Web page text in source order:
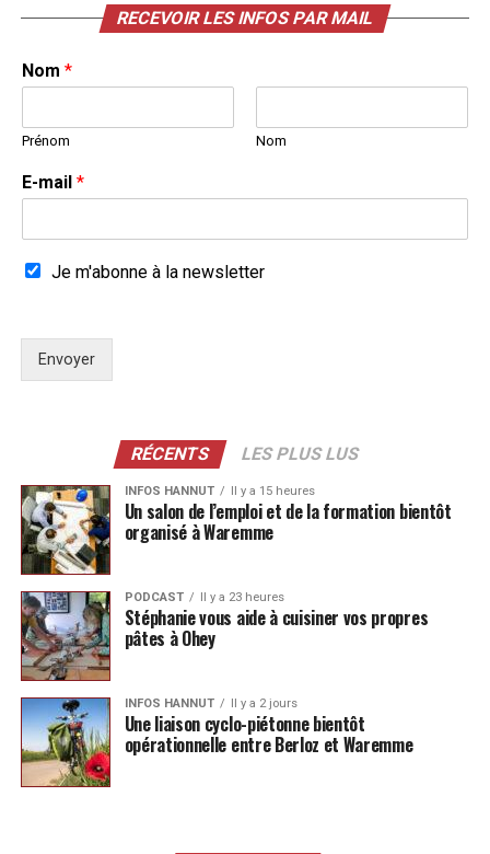
RECEVOIR LES INFOS PAR MAIL
Nom *
Prénom Nom
E-mail *
Je m'abonne à la newsletter
Envoyer
RÉCENTS LES PLUS LUS
INFOS HANNUT Il y a 15 heures
Un salon de l’emploi et de la formation bientôt
organisé à Waremme
PODCAST Il y a 23 heures
Stéphanie vous aide à cuisiner vos propres
pâtes à Ohey
INFOS HANNUT Il y a 2 jours
Une liaison cyclo-piétonne bientôt
opérationnelle entre Berloz et Waremme